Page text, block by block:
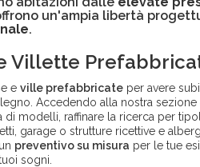
un'ampia libertà
.
Villette
e ville prefabbricate per avere
Accedendo alla nostra sezione
di modelli, raffinare la ricerca per
garage o strutture ricettive e
preventivo su misura per le tue
sogni.